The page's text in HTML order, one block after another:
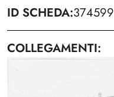
ID SCHEDA 374599
COLLEGAMENTI